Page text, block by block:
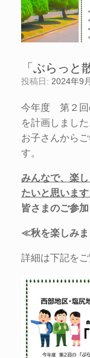
「ぶらっ
投稿日: 2024年9
今年度 第２回
を計画しました
お子さんから
す。
みんなで、楽し
たいと思います
皆さまのご参
≪秋を楽しみ
詳細は下記をご